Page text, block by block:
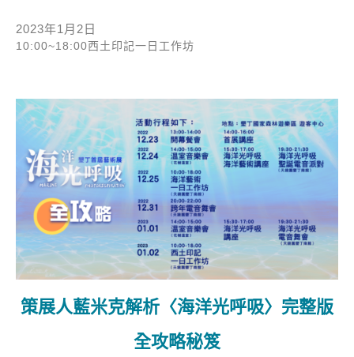
2023年1月2日
10:00~18:00西土印記一日工作坊
策展人藍米克解析〈海洋光呼吸〉完整版
全攻略秘笈